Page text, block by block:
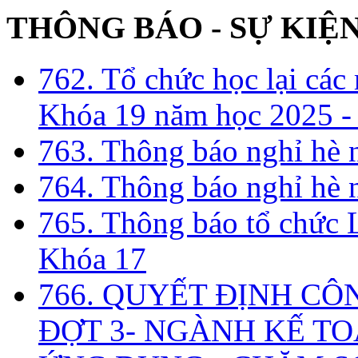
THÔNG BÁO - SỰ
762. Tổ chức học lại
Khóa 19 năm học 2025
763. Thông báo nghỉ hè
764. Thông báo nghỉ hè
765. Thông báo tổ chức
Khóa 17
766. QUYẾT ĐỊNH
ĐỢT 3- NGÀNH KẾ